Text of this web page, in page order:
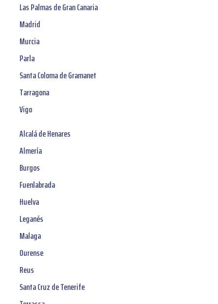
Las Palmas de Gran Canaria
Madrid
Murcia
Parla
Santa Coloma de Gramanet
Tarragona
Vigo
Alcalá de Henares
Almería
Burgos
Fuenlabrada
Huelva
Leganés
Malaga
Ourense
Reus
Santa Cruz de Tenerife